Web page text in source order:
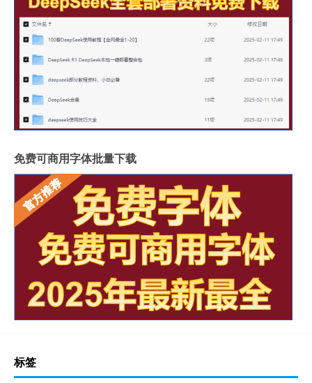
免费可商用字体批量下载
标签